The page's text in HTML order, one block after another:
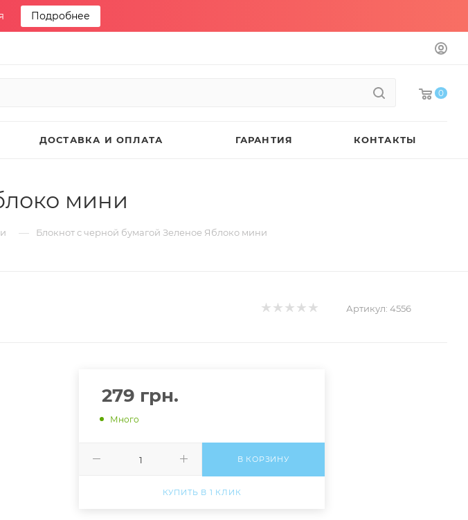
Подробнее
0
ДОСТАВКА И ОПЛАТА ГАРАНТИЯ КОНТАКТЫ
мини
— Блокнот с черной бумагой Зеленое Яблоко мини
Артикул: 4556
279 грн.
Много
В КОРЗИНУ
КУПИТЬ В 1 КЛИК